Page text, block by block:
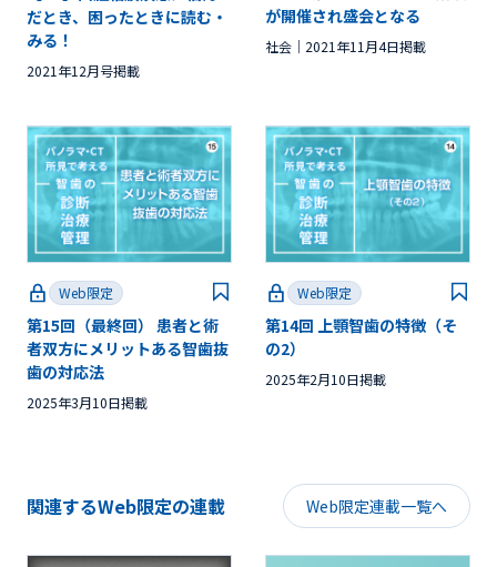
だとき、困ったときに読む・
みる！
2021年12月号掲載
が開催され盛会となる
社会 2021年11月4日掲載
Web限定
第15回（最終回） 患者と術
者双方にメリットある智歯抜
歯の対応法
2025年3月10日掲載
Web限定
第14回 上顎智歯の特徴（そ
の2）
2025年2月10日掲載
関連するWeb限定の連載 Web限定連載一覧へ